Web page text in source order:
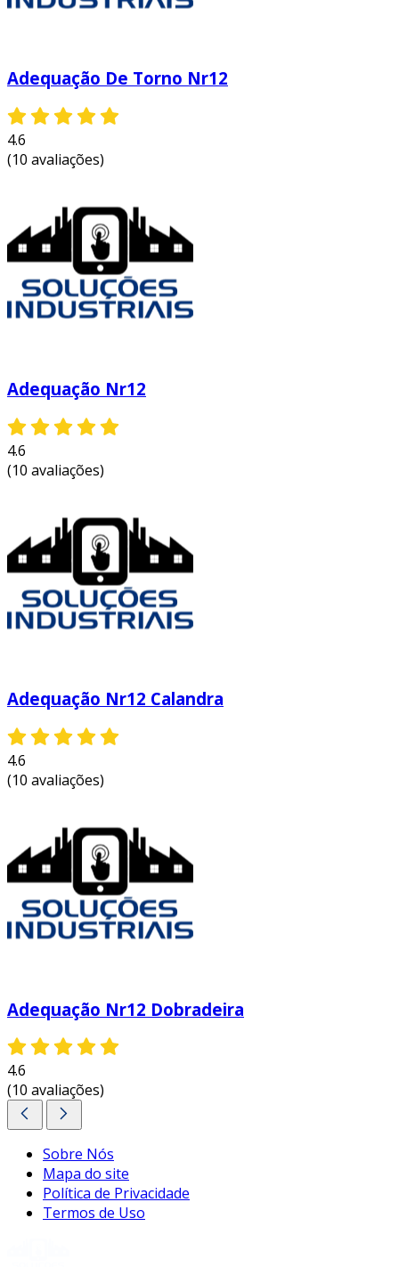
Adequação De Torno Nr12
4.6
(10 avaliações)
Adequação Nr12
4.6
(10 avaliações)
Adequação Nr12 Calandra
4.6
(10 avaliações)
Adequação Nr12 Dobradeira
4.6
(10 avaliações)
Sobre Nós
Mapa do site
Política de Privacidade
Termos de Uso